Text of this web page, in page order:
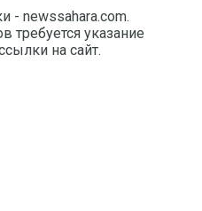
- newssahara.com.
требуется указание
на сайт.